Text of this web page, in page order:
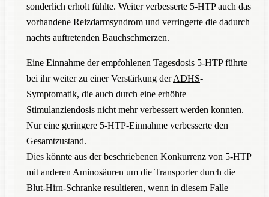
sonderlich erholt fühlte. Weiter verbesserte 5-HTP auch das
vorhandene Reizdarmsyndrom und verringerte die dadurch
nachts auftretenden Bauchschmerzen.
Eine Einnahme der empfohlenen Tagesdosis 5-HTP führte
bei ihr weiter zu einer Verstärkung derADHS-
Symptomatik, die auch durch eine erhöhte
Stimulanziendosis nicht mehr verbessert werden konnten.
Nur eine geringere 5-HTP-Einnahme verbesserte den
Gesamtzustand.
Dies könnte aus der beschriebenen Konkurrenz von 5-HTP
mit anderen Aminosäuren um die Transporter durch die
Blut-Hirn-Schranke resultieren, wenn in diesem Falle